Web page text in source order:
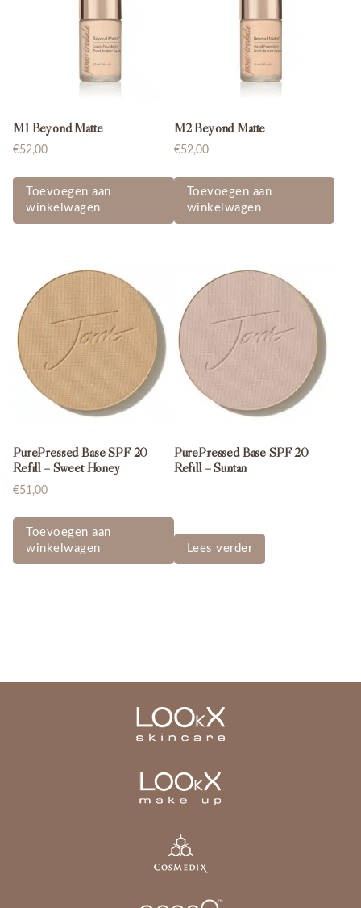
M1 Beyond Matte
€52,00
Toevoegen aan
winkelwagen
M2 Beyond Matte
€52,00
Toevoegen aan
winkelwagen
PurePressed Base SPF 20
Refill – Sweet Honey
€51,00
Toevoegen aan
winkelwagen
PurePressed Base SPF 20
Refill – Suntan
Lees verder